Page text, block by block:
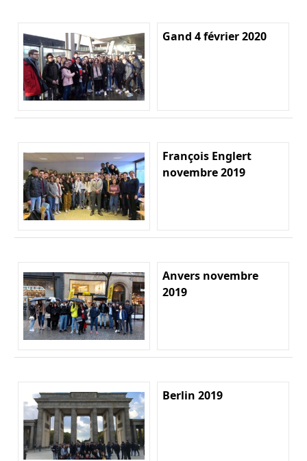
Gand 4 février 2020
François Englert
novembre 2019
Anvers novembre
2019
Berlin 2019